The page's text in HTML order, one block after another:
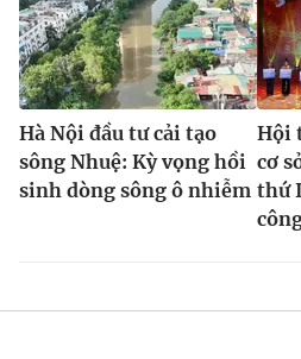
Hà Nội đầu tư cải tạo
sông Nhuệ: Kỳ vọng hồi
sinh dòng sông ô nhiễm
Hội
cơ
thứ